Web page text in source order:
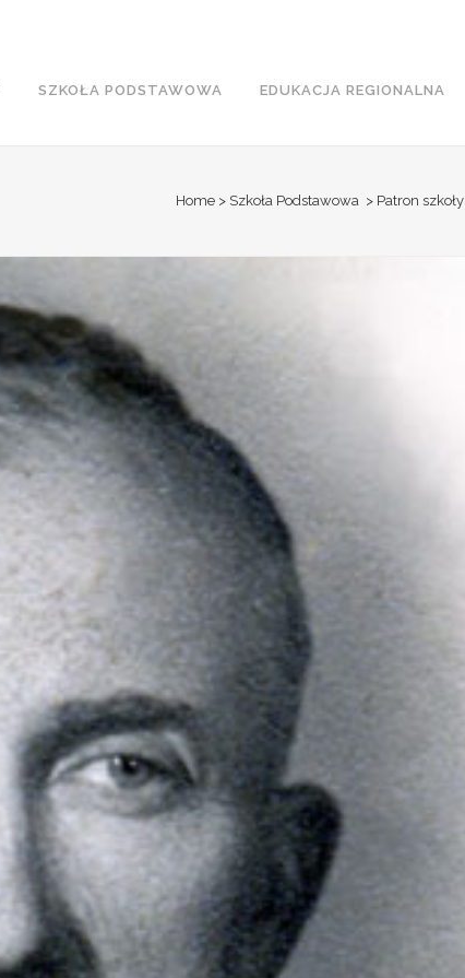
SZKOŁA PODSTAWOWA EDUKACJA REGIONALNA
Home > Szkoła Podstawowa > Patron szkoły